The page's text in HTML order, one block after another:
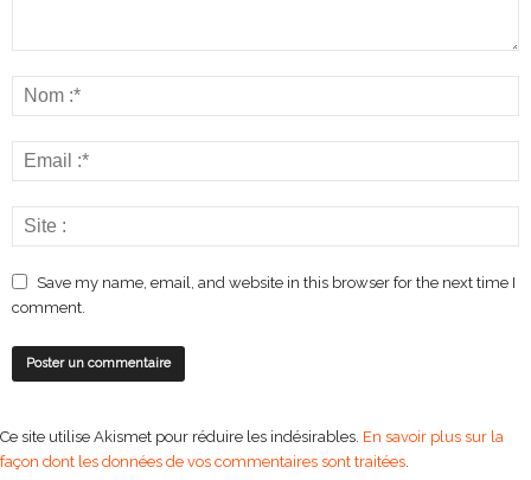
Save my name, email, and website in this browser for the next time I
comment.
Ce site utilise Akismet pour réduire les indésirables. En savoir plus sur la
façon dont les données de vos commentaires sont traitées